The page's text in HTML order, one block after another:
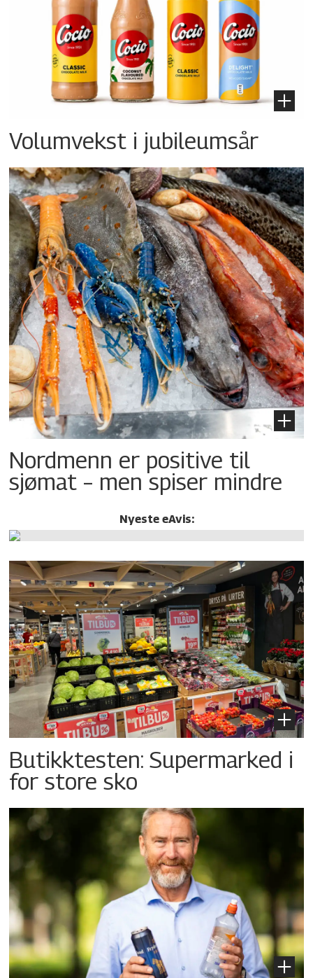
Volumvekst i jubileumsår
Nordmenn er positive til
sjømat – men spiser mindre
Nyeste eAvis:
Butikktesten: Supermarked i
for store sko